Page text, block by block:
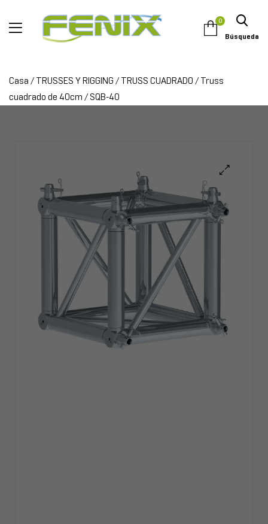
0
Búsqueda
Casa / TRUSSES Y RIGGING / TRUSS CUADRADO / Truss
cuadrado de 40cm / SQB-40